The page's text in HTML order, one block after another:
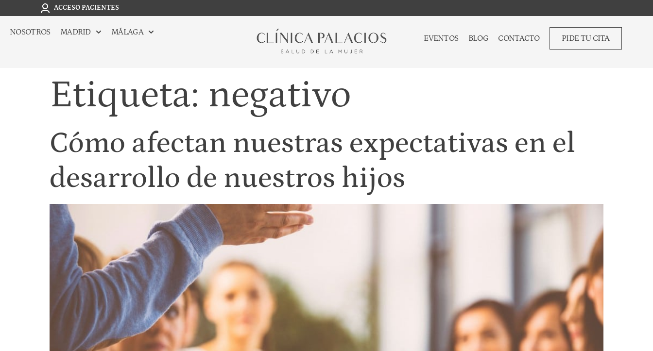
ACCESO PACIENTES
NOSOTROS MADRID MÁLAGA
EVENTOS BLOG CONTACTO PIDE TU CITA
Etiqueta: negativo
Cómo afectan nuestras expectativas en el
desarrollo de nuestros hijos